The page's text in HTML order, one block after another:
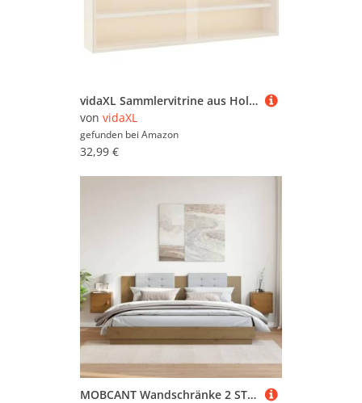
Setzkästen (699)
Setzkästen mit Scheiben (18)
Spiegel (180.721)
Stauboxen & Körbe (45.738)
Tapeten (936.256)
Türstopper (35.863)
Vasen & Übertöpfe (207.418)
Wanduhren & Wecker
Zeitschriftenablagen (4.735)
Zimmer- & Kunstpflanzen
vidaXL Sammlervitrine aus Holz mit Türen, Wandvitrine für Wohnzimmer Esszimmer Schlafzimmer, Wandregal Hängeregal Schaukasten
von vidaXL
gefunden bei Amazon
32,99 €
MOBCANT Wandschränke 2 STK. Honigbraun 31,5x30x30 cm Massivholz Kiefer, Vitrinenschrank Sammlervitrine Wandregale Regal Verwendbar für Badezimmer Arbeitszimmer Schlafzimmer Wohnzimmer